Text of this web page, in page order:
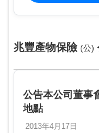
兆豐產物保險 (公)
公告本公司董事
地點
2013年4月17日